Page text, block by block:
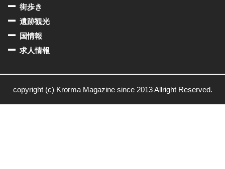
街歩き
遺跡観光
国情報
求人情報
copyright (c) Krorma Magazine since 2013 Allright Reserved.